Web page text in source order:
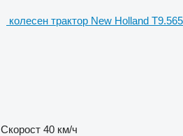
колесен трактор New Holland T9.565
Скорост 40 км/ч